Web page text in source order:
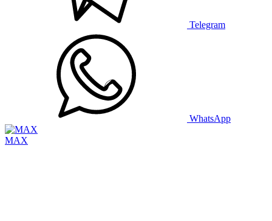
Telegram
WhatsApp
MAX